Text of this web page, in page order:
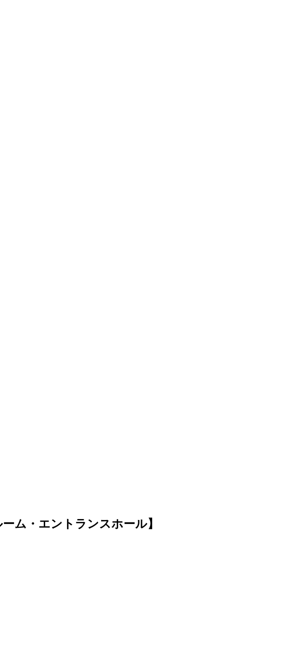
ム・エントランスホール】